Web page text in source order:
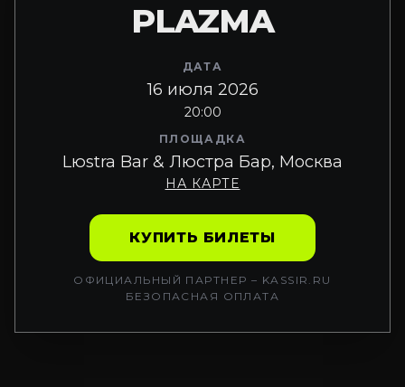
PLAZMA
ДАТА
16 июля 2026
20:00
ПЛОЩАДКА
Lюstra Bar & Люстра Бар, Москва
НА КАРТЕ
КУПИТЬ БИЛЕТЫ
ОФИЦИАЛЬНЫЙ ПАРТНЕР – KASSIR.RU
БЕЗОПАСНАЯ ОПЛАТА